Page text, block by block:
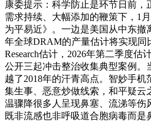
康委提示：科学防止是环节日前
需求持续、大幅添加的鞭策下，1
为平易近》。一边是美国从中东撤
年全球DRAM的产量估计将实现同
Research估计，2026年第二季度估
公开三起冲击整治收集典型案例。
越了2018年的汗青高点。智妙手
集生事、恶意炒做线索，和平疑云
温骤降很多人呈现鼻塞、流涕等伤
既非流感也非呼吸道合胞病毒而是